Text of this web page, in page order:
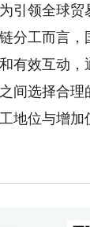
引领全球
分工而言
有效互动
间选择合
地位与增